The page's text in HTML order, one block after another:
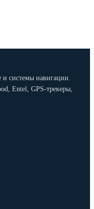
и системы навигации.
Entel, GPS-трекеры,